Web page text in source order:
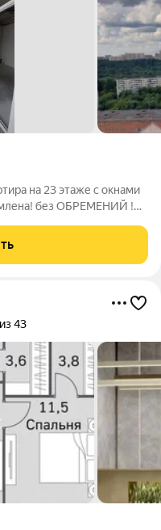
на 23 этаже с окнами
без ОБРЕМЕНИЙ !
15,6 кв.м.,
43